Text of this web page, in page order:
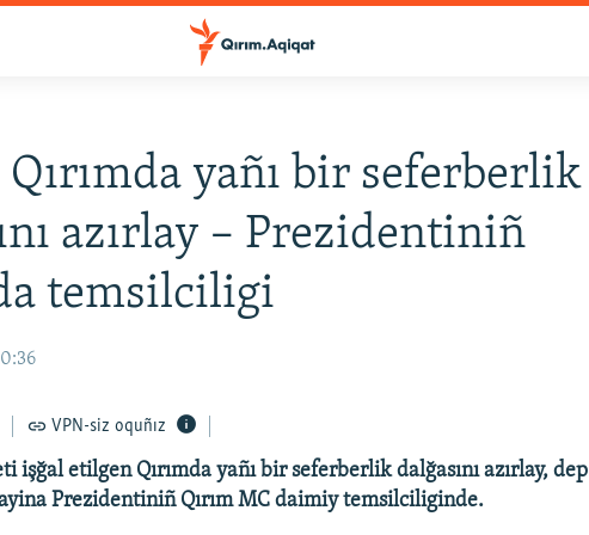
Qırımda yañı bir seferberlik
azırlay – Prezidentiniñ
temsilciligi
VPN-siz oquñız
işğal etilgen Qırımda yañı bir seferberlik dalğasını azırlay, dep
Prezidentiniñ Qırım MC daimiy temsilciliginde.